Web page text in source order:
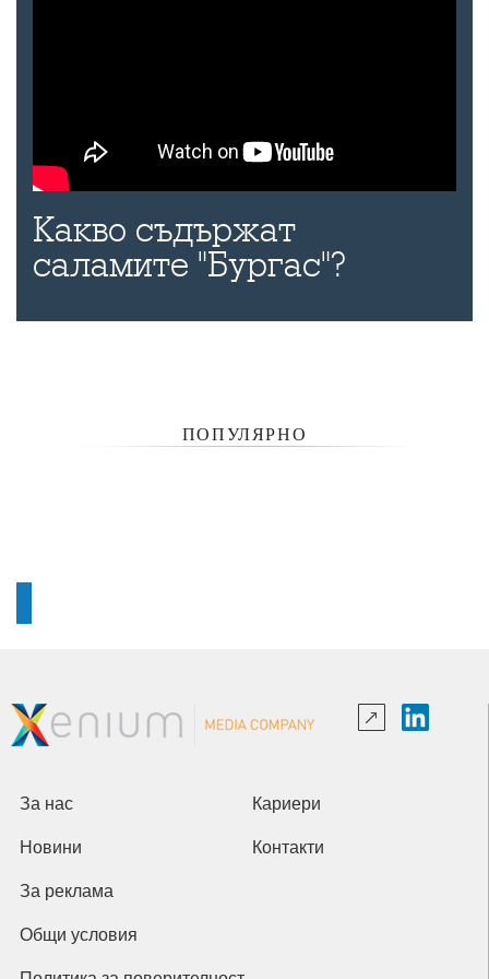
Какво съдържат
саламите "Бургас"?
ПОПУЛЯРНО
За нас Кариери
Новини Контакти
За реклама
Общи условия